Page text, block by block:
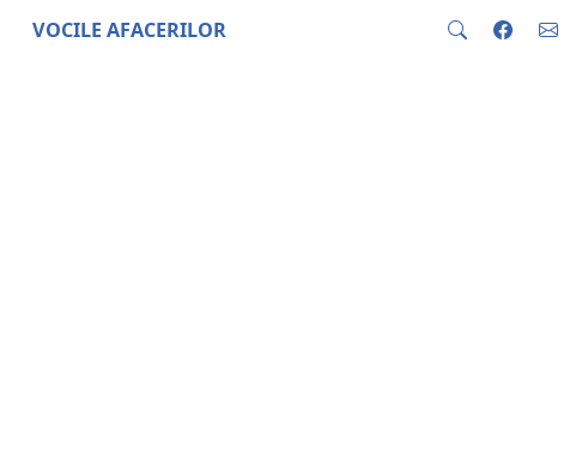
VOCILE AFACERILOR